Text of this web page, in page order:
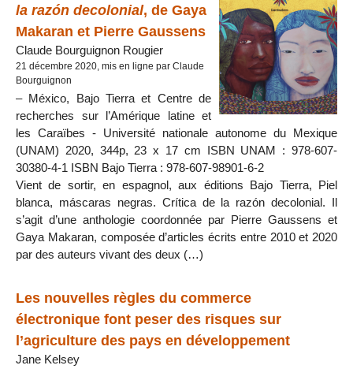
la razón decolonial, de Gaya
Makaran et Pierre Gaussens
Claude Bourguignon Rougier
21 décembre 2020, mis en ligne par Claude
Bourguignon
– México, Bajo Tierra et Centre de
recherches sur l’Amérique latine et
les Caraïbes - Université nationale autonome du Mexique
(UNAM) 2020, 344p, 23 x 17 cm ISBN UNAM : 978-607-
30380-4-1 ISBN Bajo Tierra : 978-607-98901-6-2
Vient de sortir, en espagnol, aux éditions Bajo Tierra, Piel
blanca, máscaras negras. Crítica de la razón decolonial. Il
s’agit d’une anthologie coordonnée par Pierre Gaussens et
Gaya Makaran, composée d’articles écrits entre 2010 et 2020
par des auteurs vivant des deux (…)
Les nouvelles règles du commerce
électronique font peser des risques sur
l’agriculture des pays en développement
Jane Kelsey